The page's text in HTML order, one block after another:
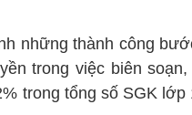
những thành công
trong việc biên
trong tổng số SGK